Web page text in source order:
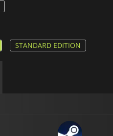
STANDARD EDITION